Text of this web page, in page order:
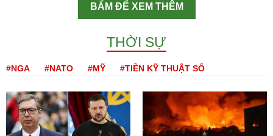
BẤM ĐỂ XEM THÊM
THỜI SỰ
#NGA #NATO #MỸ #TIỀN KỸ THUẬT SỐ